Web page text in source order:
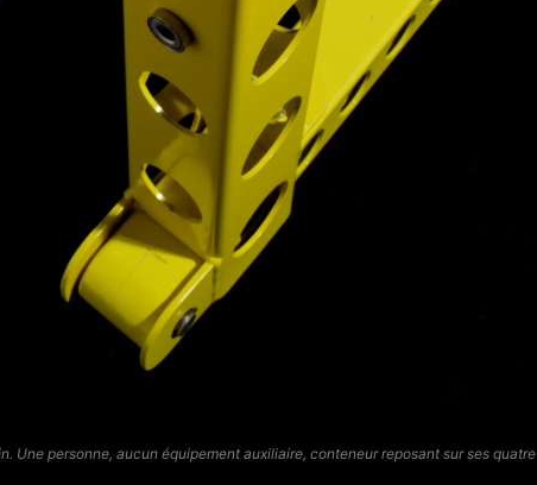
Une personne, aucun équipement auxiliaire, conteneur reposant sur ses quatre